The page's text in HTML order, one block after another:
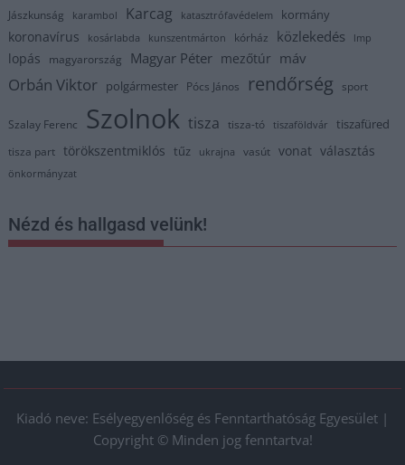
Jászkunság karambol Karcag katasztrófavédelem kormány
koronavírus kosárlabda kunszentmárton kórház közlekedés lmp
lopás magyarország Magyar Péter mezőtúr máv
Orbán Viktor polgármester Pócs János rendőrség sport
Szalay Ferenc Szolnok tisza tisza-tó tiszaföldvár tiszafüred
tisza part törökszentmiklós tűz ukrajna vasút vonat választás
önkormányzat
Nézd és hallgasd velünk!
Kiadó neve: Esélyegyenlőség és Fenntarthatóság Egyesület |
Copyright © Minden jog fenntartva!